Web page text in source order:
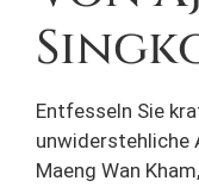
Entfesseln Sie
unwiderstehliche
Maeng Wan